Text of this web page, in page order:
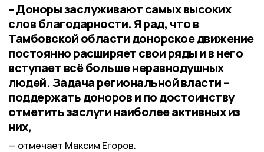
– Доноры заслуживают самых высоких
слов благодарности. Я рад, что в
Тамбовской области донорское движение
постоянно расширяет свои ряды и в него
вступает всё больше неравнодушных
людей. Задача региональной власти –
поддержать доноров и по достоинству
отметить заслуги наиболее активных из
них,
отмечает Максим Егоров.